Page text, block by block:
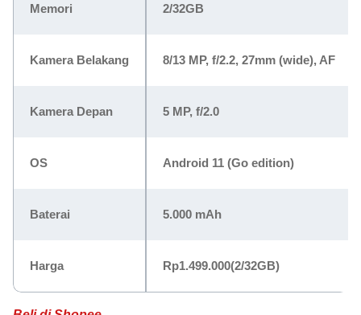
Memori 2/32GB
Kamera Belakang 8/13 MP, f/2.2, 27mm (wide), AF
Kamera Depan 5 MP, f/2.0
OS Android 11 (Go edition)
Baterai 5.000 mAh
Harga Rp1.499.000(2/32GB)